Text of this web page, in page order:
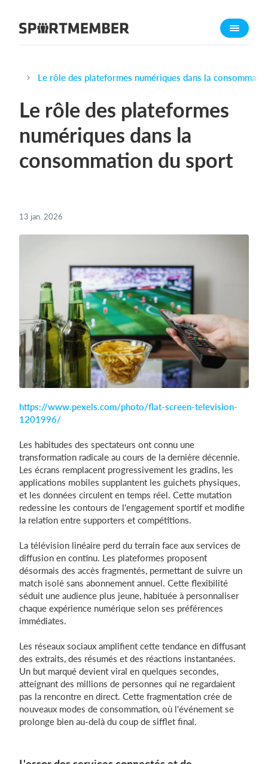
À propos de sportmember
Fonctionnalités
Calendrier sportif
Collecte de cotisations
Boutique en ligne
Français
Se connecter
Le rôle des plateformes numériques dans la
Le rôle des plateformes
numériques dans la
consommation du sport
13 jan. 2026
https://www.pexels.com/photo/flat-screen-television-
1201996/
Les habitudes des spectateurs ont connu une
transformation radicale au cours de la dernière décennie.
Les écrans remplacent progressivement les gradins, les
applications mobiles supplantent les guichets physiques,
et les données circulent en temps réel. Cette mutation
redessine les contours de l'engagement sportif et modifie
la relation entre supporters et compétitions.
La télévision linéaire perd du terrain face aux services de
diffusion en continu. Les plateformes proposent
désormais des accès fragmentés, permettant de suivre un
match isolé sans abonnement annuel. Cette flexibilité
séduit une audience plus jeune, habituée à personnaliser
chaque expérience numérique selon ses préférences
immédiates.
Les réseaux sociaux amplifient cette tendance en diffusant
des extraits, des résumés et des réactions instantanées.
Un but marqué devient viral en quelques secondes,
atteignant des millions de personnes qui ne regardaient
pas la rencontre en direct. Cette fragmentation crée de
nouveaux modes de consommation, où l'événement se
prolonge bien au-delà du coup de sifflet final.